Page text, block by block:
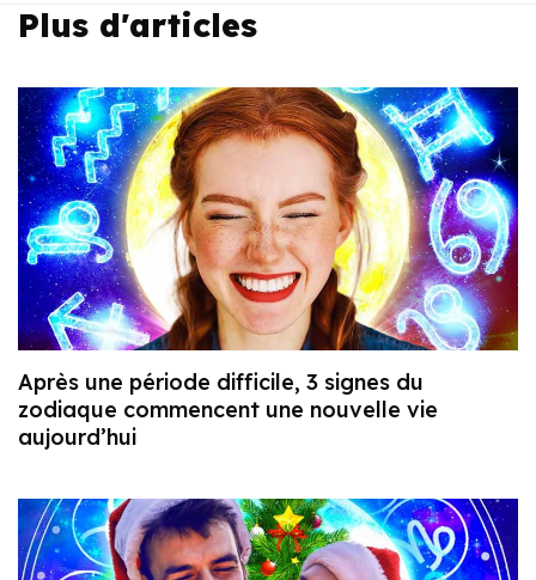
Plus d'articles
Après une période difficile, 3 signes du
zodiaque commencent une nouvelle vie
aujourd’hui